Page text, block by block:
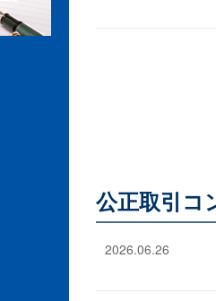
公正取引コ
2026.06.26